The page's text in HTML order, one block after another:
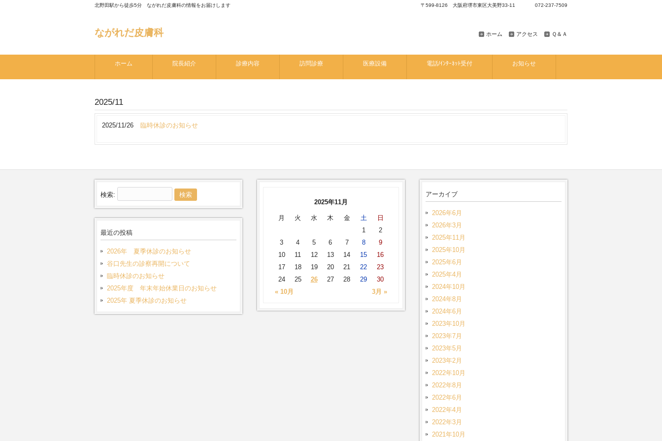
北野田駅から徒歩5分 ながれだ皮膚科の情報をお届けします 〒599-8126 大阪府堺市東区大美野33-11 072-237-7509
ながれだ皮膚科 ホーム アクセス Ｑ＆Ａ
ホーム 院長紹介 診療内容 訪問診療 医療設備 電話/ｲﾝﾀｰﾈｯﾄ受付 お知らせ
2025/11
2025/11/26 臨時休診のお知らせ
検索:
最近の投稿
2026年 夏季休診のお知らせ
谷口先生の診察再開について
臨時休診のお知らせ
2025年度 年末年始休業日のお知らせ
2025年 夏季休診のお知らせ
2025年11月
月 火 水 木 金 土 日
« 10月 3月 »
1
2
3
4 5 6 7 8
9
10
11 12 13 14 15
16
17
18 19 20 21 22
23
24
25 26 27 28 29 30
アーカイブ
2026年6月
2026年3月
2025年11月
2025年10月
2025年6月
2025年4月
2024年10月
2024年8月
2024年6月
2023年10月
2023年7月
2023年5月
2023年2月
2022年10月
2022年8月
2022年6月
2022年4月
2022年3月
2021年10月